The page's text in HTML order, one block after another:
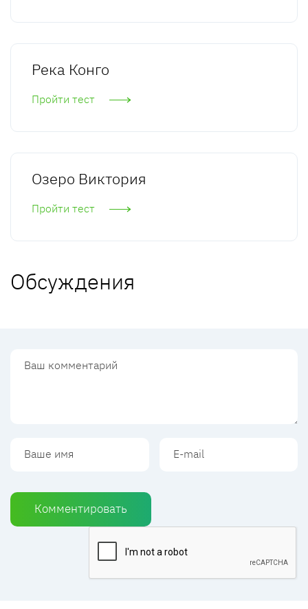
Река Конго
Пройти тест
Озеро Виктория
Пройти тест
Обсуждения
Комментировать